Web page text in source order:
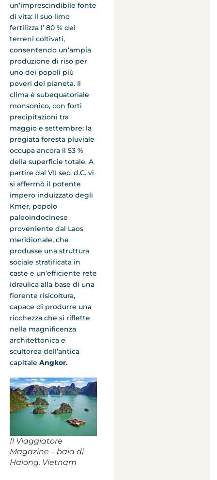
un’imprescindibile fonte
di vita: il suo limo
fertilizza l’ 80 % dei
terreni coltivati,
consentendo un’ampia
produzione di riso per
uno dei popoli più
poveri del pianeta. Il
clima è subequatoriale
monsonico, con forti
precipitazioni tra
maggio e settembre; la
pregiata foresta pluviale
occupa ancora il 53 %
della superficie totale. A
partire dal VII sec. d.C. vi
si affermò il potente
impero induizzato degli
Kmer, popolo
paleoindocinese
proveniente dal Laos
meridionale, che
produsse una struttura
sociale stratificata in
caste e un’efficiente rete
idraulica alla base di una
fiorente risicoltura,
capace di produrre una
ricchezza che si riflette
nella magnificenza
architettonica e
scultorea dell’antica
capitale Angkor.
Il Viaggiatore
Magazine – baia di
Halong, Vietnam